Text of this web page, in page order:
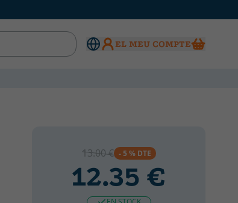
EL MEU COMPTE
13.00 € - 5 % DTE
12.35 €